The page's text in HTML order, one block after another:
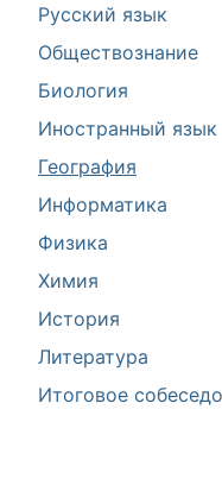
Русский язык
Обществознание
Биология
Иностранный язык
География
Информатика
Физика
Химия
История
Литература
Итоговое